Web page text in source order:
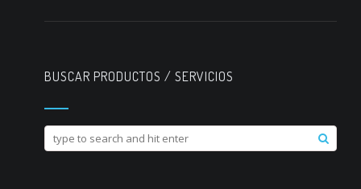
BUSCAR PRODUCTOS / SERVICIOS